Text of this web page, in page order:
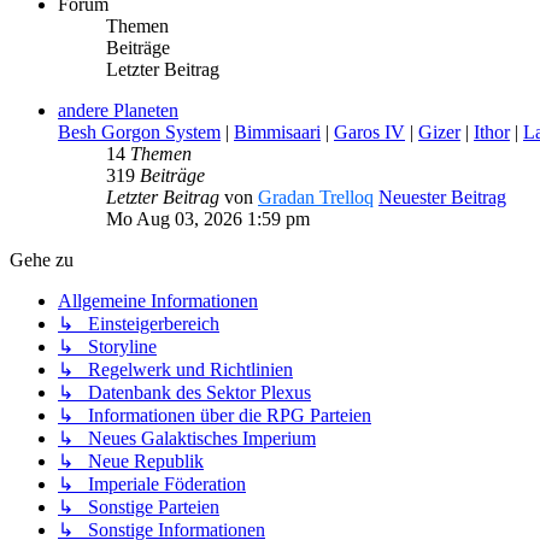
Forum
Themen
Beiträge
Letzter Beitrag
andere Planeten
Besh Gorgon System | Bimmisaari | Garos IV | Gizer| Ithor|
14 Themen
319 Beiträge
Letzter Beitrag von Gradan Trelloq Neuester Beitrag
Mo Aug 03, 2026 1:59 pm
Gehe zu
Allgemeine Informationen
↳ Einsteigerbereich
↳ Storyline
↳ Regelwerk und Richtlinien
↳ Datenbank des Sektor Plexus
↳ Informationen über die RPG Parteien
↳ Neues Galaktisches Imperium
↳ Neue Republik
↳ Imperiale Föderation
↳ Sonstige Parteien
↳ Sonstige Informationen